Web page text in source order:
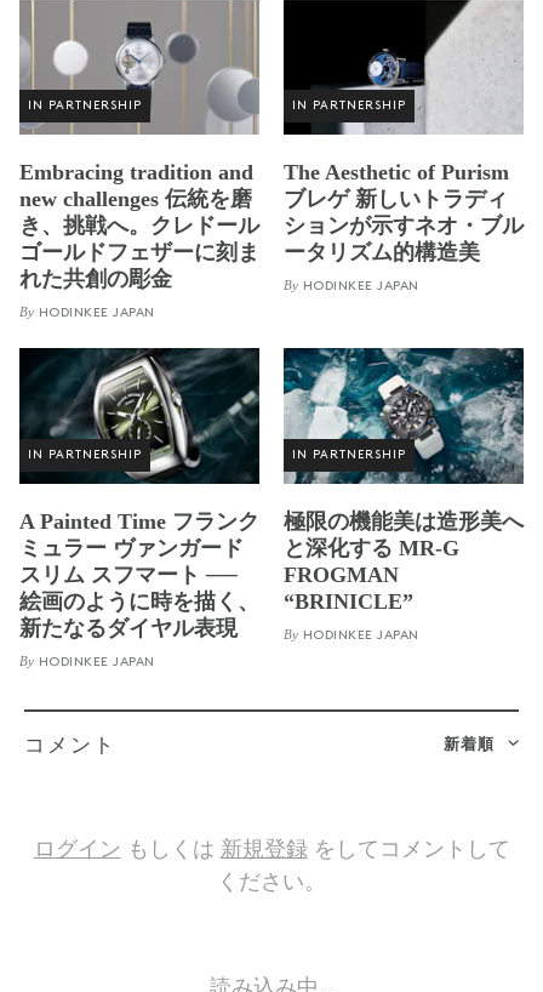
IN PARTNERSHIP
Embracing tradition and
new challenges 伝統を磨
き、挑戦へ。クレドール
ゴールドフェザーに刻ま
れた共創の彫金
By HODINKEE JAPAN
IN PARTNERSHIP
The Aesthetic of Purism
ブレゲ 新しいトラディ
ションが示すネオ・ブル
ータリズム的構造美
By HODINKEE JAPAN
IN PARTNERSHIP
A Painted Time フランク
ミュラー ヴァンガード
スリム スフマート ──
絵画のように時を描く、
新たなるダイヤル表現
By HODINKEE JAPAN
IN PARTNERSHIP
極限の機能美は造形美へ
と深化する MR-G
FROGMAN
“BRINICLE”
By HODINKEE JAPAN
新着順
コメント
ログイン もしくは 新規登録をしてコメントして
ください。